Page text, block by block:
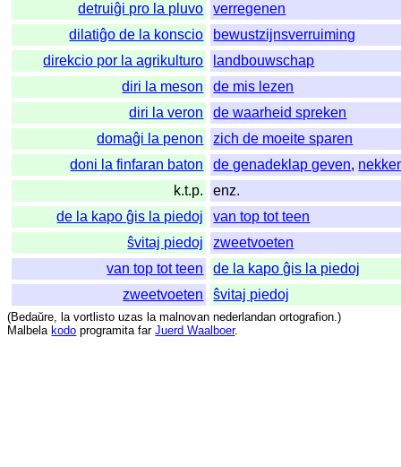
detruiĝi pro la pluvo
verregenen
dilatiĝo de la konscio
bewustzijnsverruiming
direkcio por la agrikulturo
landbouwschap
diri la meson
de mis lezen
diri la veron
de waarheid spreken
domaĝi la penon
zich de moeite sparen
doni la finfaran baton
de genadeklap geven,
k.t.p.
enz.
de la kapo ĝis la piedoj
van top tot teen
ŝvitaj piedoj
zweetvoeten
van top tot teen
de la kapo ĝis la piedoj
zweetvoeten
ŝvitaj piedoj
(Bedaŭre, la vortlisto uzas la malnovan nederlandan ortografion.)
Malbela kodo programita far Juerd Waalboer.